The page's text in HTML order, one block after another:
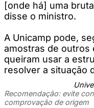
[onde há] uma
disse o ministro.
A Unicamp pode,
amostras de outros
queiram usar a
resolver a situação
Recomendação: evite
comprovação de origem